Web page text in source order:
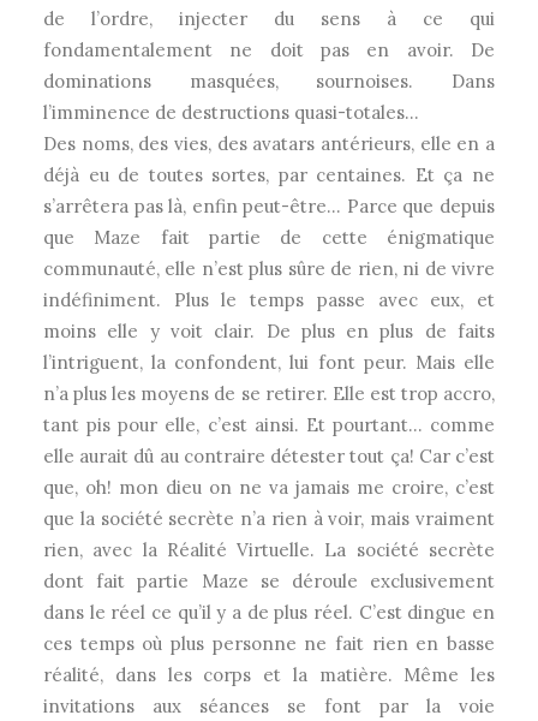
de l’ordre, injecter du sens à ce qui
fondamentalement ne doit pas en avoir. De
dominations masquées, sournoises. Dans
l’imminence de destructions quasi-totales…
Des noms, des vies, des avatars antérieurs, elle en a
déjà eu de toutes sortes, par centaines. Et ça ne
s’arrêtera pas là, enfin peut-être… Parce que depuis
que Maze fait partie de cette énigmatique
communauté, elle n’est plus sûre de rien, ni de vivre
indéfiniment. Plus le temps passe avec eux, et
moins elle y voit clair. De plus en plus de faits
l’intriguent, la confondent, lui font peur. Mais elle
n’a plus les moyens de se retirer. Elle est trop accro,
tant pis pour elle, c’est ainsi. Et pourtant… comme
elle aurait dû au contraire détester tout ça! Car c’est
que, oh! mon dieu on ne va jamais me croire, c’est
que la société secrète n’a rien à voir, mais vraiment
rien, avec la Réalité Virtuelle. La société secrète
dont fait partie Maze se déroule exclusivement
dans le réel ce qu’il y a de plus réel. C’est dingue en
ces temps où plus personne ne fait rien en basse
réalité, dans les corps et la matière. Même les
invitations aux séances se font par la voie